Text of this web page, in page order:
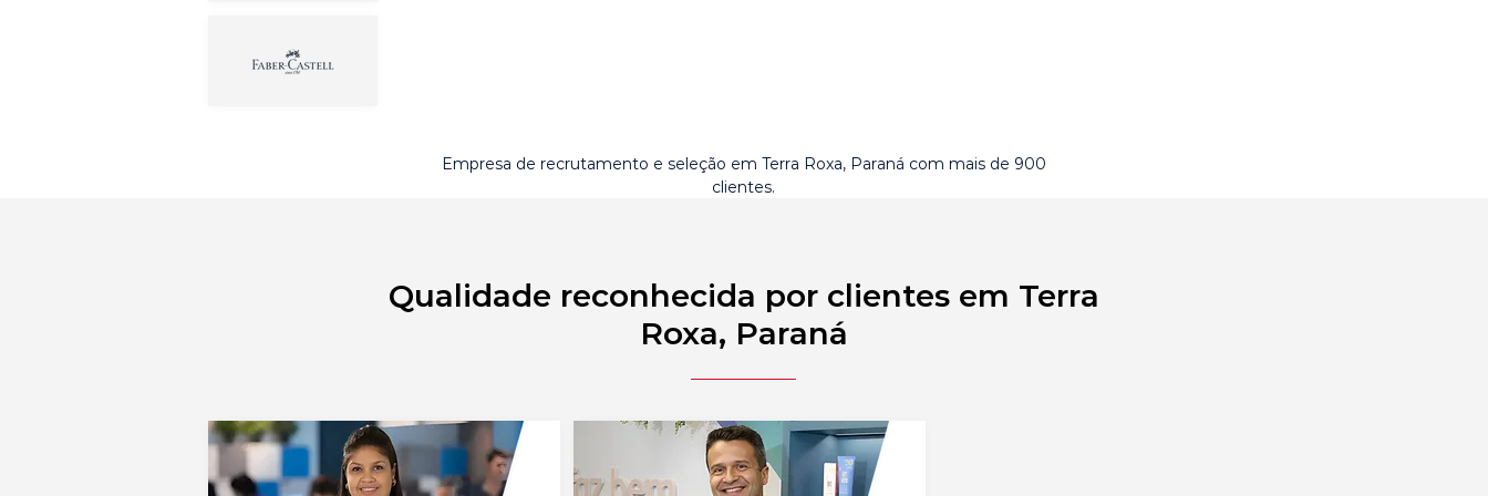
Empresa de recrutamento e seleção em Terra Roxa, Paraná com mais de 900
clientes.
Qualidade reconhecida por clientes em Terra
Roxa, Paraná